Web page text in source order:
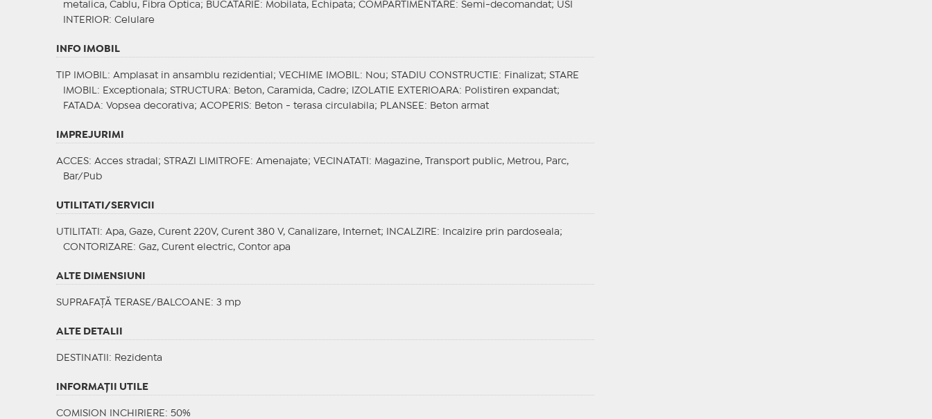
metalica, Cablu, Fibra Optica; BUCATARIE : Mobilata, Echipata; COMPARTIMENTARE : Semi-decomandat; USI
INTERIOR: Celulare
INFO IMOBIL
TIP IMOBIL : Amplasat in ansamblu rezidential; VECHIME IMOBIL : Nou; STADIU CONSTRUCTIE : Finalizat; STARE
IMOBIL
: Exceptionala; STRUCTURA: Beton, Caramida, Cadre; IZOLATIE EXTERIOARA: Polistiren expandat;
FATADA: Vopsea decorativa; ACOPERIS: Beton - terasa circulabila; PLANSEE : Beton armat
IMPREJURIMI
ACCES: Acces stradal; STRAZI LIMITROFE : Amenajate; VECINATATI
: Magazine, Transport public, Metrou, Parc,
Bar/Pub
UTILITATI/SERVICII
UTILITATI : Apa, Gaze, Curent 220V, Curent 380 V, Canalizare, Internet; INCALZIRE : Incalzire prin pardoseala;
CONTORIZARE : Gaz, Curent electric, Contor apa
ALTE DIMENSIUNI
SUPRAFAȚĂ TERASE/BALCOANE: 3 mp
ALTE DETALII
DESTINATII : Rezidenta
INFORMAŢII UTILE
COMISION INCHIRIERE: 50%